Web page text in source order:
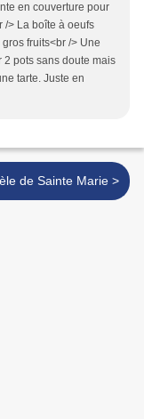
en couverture pour
/> La boîte à oeufs
fruits<br /> Une
pots sans doute mais
tarte. Juste en
Parentèle de Sainte Marie >